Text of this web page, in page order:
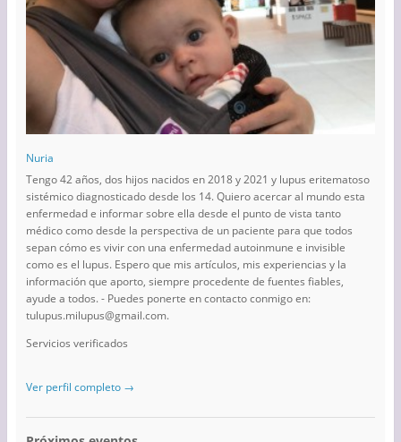
Nuria
Tengo 42 años, dos hijos nacidos en 2018 y 2021 y lupus eritematoso
sistémico diagnosticado desde los 14. Quiero acercar al mundo esta
enfermedad e informar sobre ella desde el punto de vista tanto
médico como desde la perspectiva de un paciente para que todos
sepan cómo es vivir con una enfermedad autoinmune e invisible
como es el lupus. Espero que mis artículos, mis experiencias y la
información que aporto, siempre procedente de fuentes fiables,
ayude a todos. - Puedes ponerte en contacto conmigo en:
tulupus.milupus@gmail.com.
Servicios verificados
Ver perfil completo →